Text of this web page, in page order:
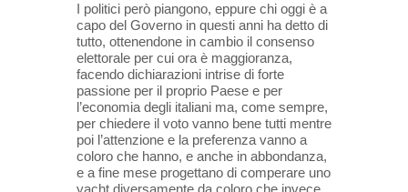
I politici però piangono, eppure chi oggi è a
capo del Governo in questi anni ha detto di
tutto, ottenendone in cambio il consenso
elettorale per cui ora è maggioranza,
facendo dichiarazioni intrise di forte
passione per il proprio Paese e per
l’economia degli italiani ma, come sempre,
per chiedere il voto vanno bene tutti mentre
poi l’attenzione e la preferenza vanno a
coloro che hanno, e anche in abbondanza,
e a fine mese progettano di comperare uno